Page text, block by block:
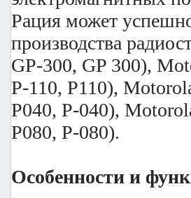
Рация может
производства
GP-300, GP 300),
Р-110, Р110),
Р040, Р-040),
Р080, Р-080).
Особенности и